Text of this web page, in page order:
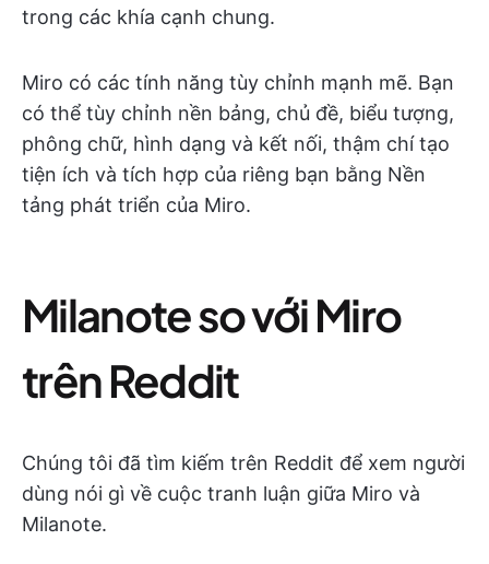
trong các khía cạnh chung.
Miro có các tính năng tùy chỉnh mạnh mẽ. Bạn
có thể tùy chỉnh nền bảng, chủ đề, biểu tượng,
phông chữ, hình dạng và kết nối, thậm chí tạo
tiện ích và tích hợp của riêng bạn bằng Nền
tảng phát triển của Miro.
Milanote so với Miro
trên Reddit
Chúng tôi đã tìm kiếm trên Reddit để xem người
dùng nói gì về cuộc tranh luận giữa Miro và
Milanote.